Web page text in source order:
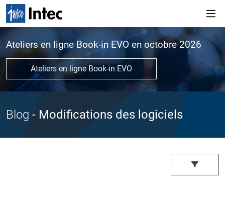
Ateliers en ligne Book-in EVO en octobre 2026
Ateliers en ligne Book-in EVO
Blog - Modifications des logiciels